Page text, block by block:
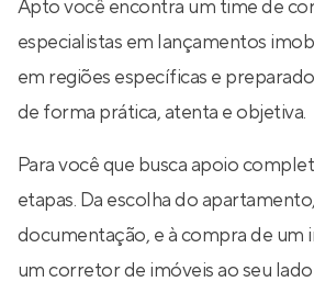
Apto você encontra um time de
especialistas em lançamentos
em regiões específicas e
de forma prática, atenta e objetiva.
Para você que busca apoio
etapas. Da escolha do
documentação, e à compra de um
um corretor de imóveis ao seu